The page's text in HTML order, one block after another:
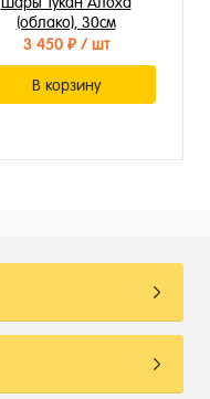
(облако), 30см
3 450 ₽/ шт
В корзину